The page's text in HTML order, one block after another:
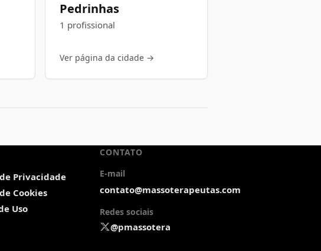
Pedrinhas
1 profissional
Ver página da cidade →
Privacidade
Cookies
Uso
CONTATO
E-mail
contato@massoterapeutas.com
Redes sociais
@pmassotera